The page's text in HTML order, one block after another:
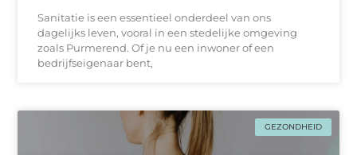
Sanitatie is een essentieel onderdeel van ons
dagelijks leven, vooral in een stedelijke omgeving
zoals Purmerend. Of je nu een inwoner of een
bedrijfseigenaar bent,
GEZONDHEID